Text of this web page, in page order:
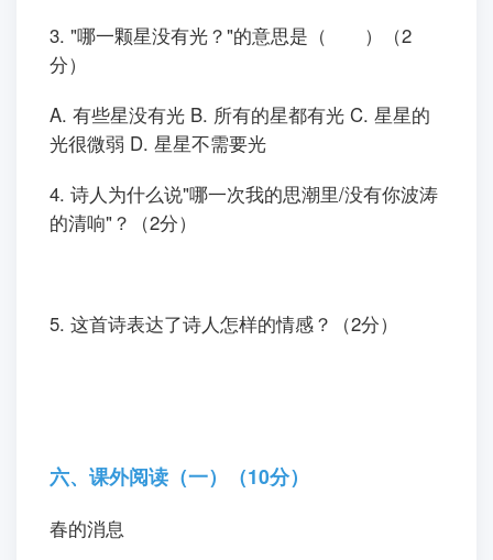
3. "哪一颗星没有光？"的意思是（ ）（2
分）
A. 有些星没有光 B. 所有的星都有光 C. 星星的
光很微弱 D. 星星不需要光
4. 诗人为什么说"哪一次我的思潮里/没有你波涛
的清响"？（2分）
5. 这首诗表达了诗人怎样的情感？（2分）
六、课外阅读（一）（10分）
春的消息